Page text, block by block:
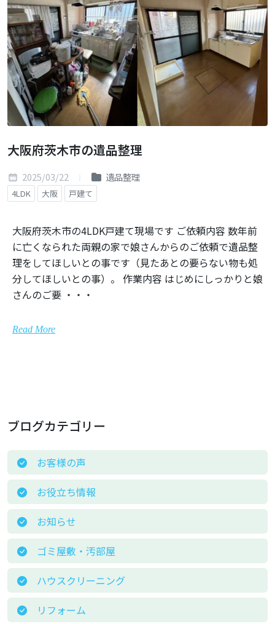
大阪府茨木市の遺品整理
2025/03/22 遺品整理
4LDK 大阪 戸建て
大阪府茨木市の4LDK戸建て現場です ご依頼内容 数年前
に亡くなられた両親の家で娘さんからのご依頼で遺品整
理をしてほしいとの事です（見たあとの要らない物も処
分してほしいとの事）。 作業内容 はじめにしっかりと娘
さんのご要 ・・・
Read More
ブログカテゴリー
お客様の声
お役立ち情報
お知らせ
ゴミ屋敷・汚部屋
ハウスクリーニング
リフォーム